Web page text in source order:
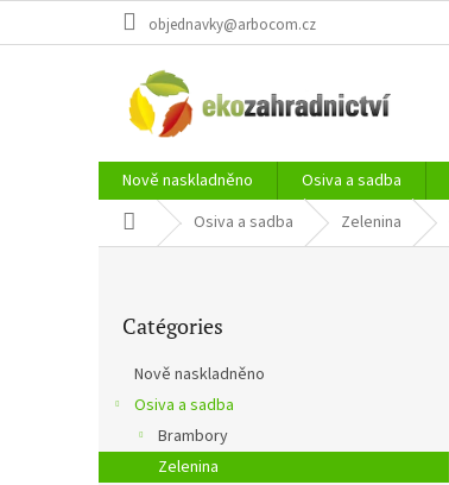
objednavky@arbocom.cz
Nově naskladněno Osiva a sadba
AccueilOsiva a sadba Zelenina
les
Catégories
Nově naskladněno
Osiva a sadba
Brambory
Zelenina